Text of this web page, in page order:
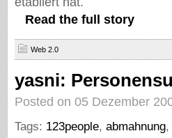
Read the full story
Web 2.0
yasni:
Posted on 05 Dezember
Tags: 123people, abmahnung,